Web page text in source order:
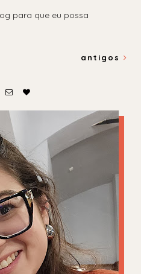
para que eu possa
antigos